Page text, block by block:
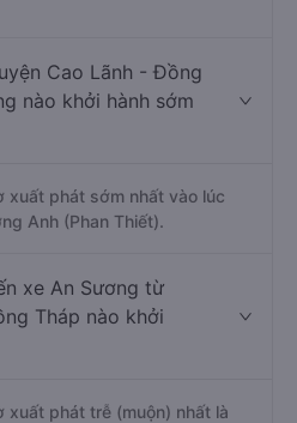
Cao Lãnh - Đồng
nào khởi hành sớm
xuất phát sớm nhất vào lúc
Anh (Phan Thiết).
xe An Sương từ
Tháp nào khởi
xuất phát trễ (muộn) nhất là